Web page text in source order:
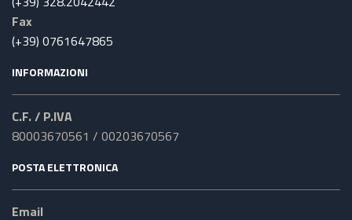
Fax
(+39) 0761647865
INFORMAZIONI
C.F. / P.IVA
80003670561 / 00203670567
POSTA ELETTRONICA
Email